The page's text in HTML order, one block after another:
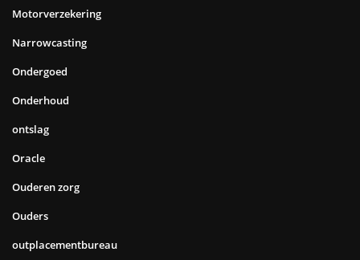
Motorverzekering
Narrowcasting
Ondergoed
Onderhoud
ontslag
Oracle
Ouderen zorg
Ouders
outplacementbureau